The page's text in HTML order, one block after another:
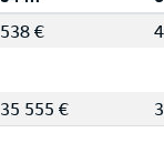
538 €
35 555 €